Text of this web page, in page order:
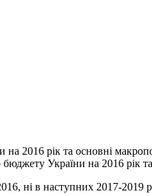
2016 рік та основні
України на 2016 рік
ні в наступних 2017-2019